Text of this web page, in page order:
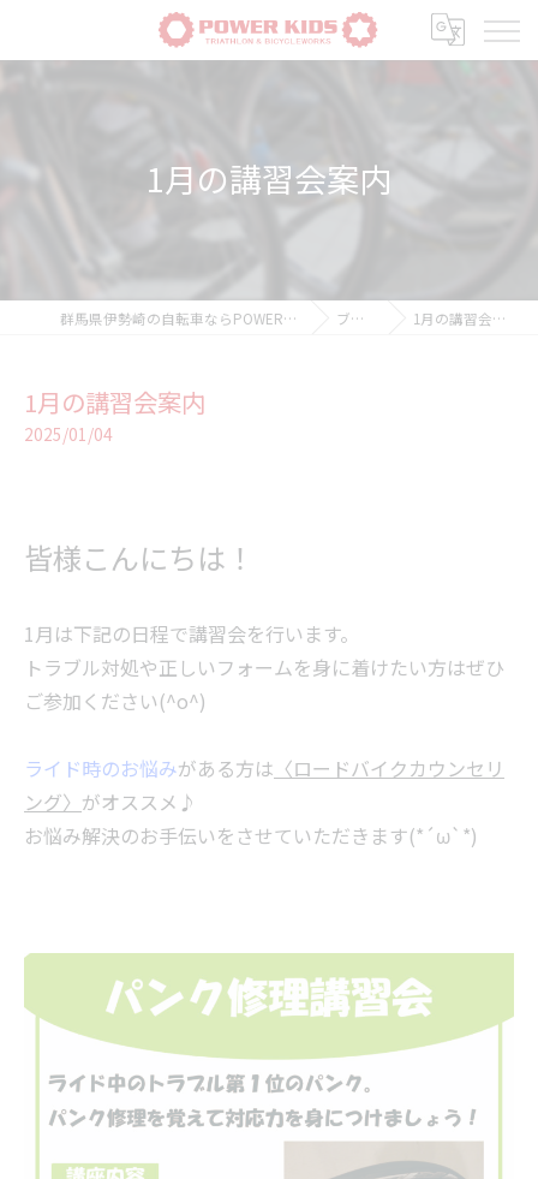
1月の講習会案内
群馬県伊勢崎の自転車ならPOWER-KIDS ブログ 1月の講習会案内
1月の講習会案内
2025/01/04
皆様こんにちは！
1月は下記の日程で講習会を行います。
トラブル対処や正しいフォームを身に着けたい方はぜひ
ご参加ください(^o^)
ライド時のお悩みがある方は 〈ロードバイクカウンセリ
ング〉 がオススメ♪
お悩み解決のお手伝いをさせていただきます(*´ω`*)